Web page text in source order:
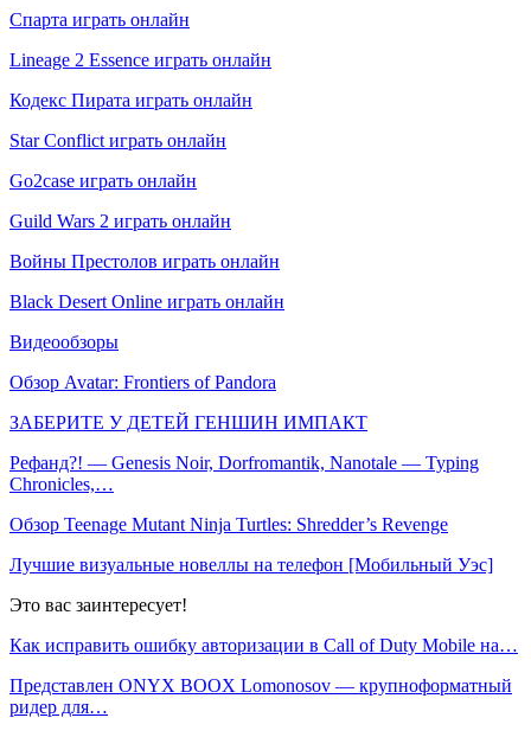
Спарта играть онлайн
Lineage 2 Essence играть онлайн
Кодекс Пирата играть онлайн
Star Conflict играть онлайн
Go2case играть онлайн
Guild Wars 2 играть онлайн
Войны Престолов играть онлайн
Black Desert Online играть онлайн
Видеообзоры
Обзор Avatar: Frontiers of Pandora
ЗАБЕРИТЕ У ДЕТЕЙ ГЕНШИН ИМПАКТ
Рефанд?! — Genesis Noir, Dorfromantik, Nanotale — Typing
Chronicles,…
Обзор Teenage Mutant Ninja Turtles: Shredder’s Revenge
Лучшие визуальные новеллы на телефон [Мобильный Уэс]
Это вас заинтересует!
Как исправить ошибку авторизации в Call of Duty Mobile на…
Представлен ONYX BOOX Lomonosov — крупноформатный
ридер для…